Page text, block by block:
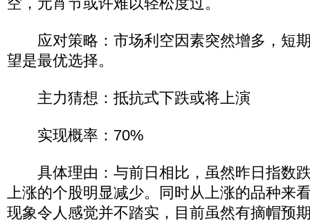
应对策略：市场利空因素突然增多，短
望是最优选择。
主力猜想：抵抗式下跌或将上演
实现概率：70%
具体理由：与前日相比，虽然昨日指数
上涨的个股明显减少。同时从上涨的品种来
现象令人感觉并不踏实，目前虽然有摘帽预